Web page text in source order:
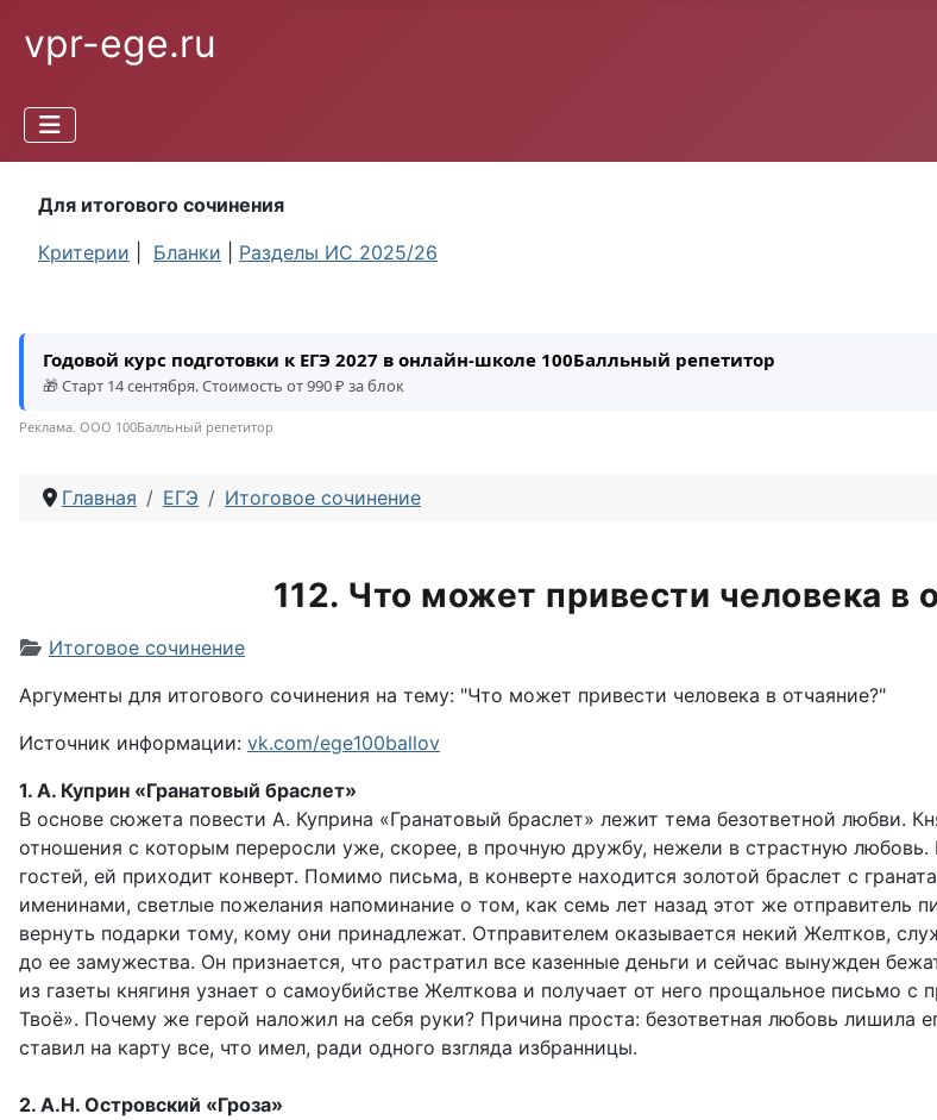
vpr-ege.ru
Для итогового сочинения
Критерии
Бланки Разделы ИС 2025/26
Годовой курс подготовки к ЕГЭ 2027 в онлайн-школе 100Балльный репетитор
🎁 Старт 14 сентября. Стоимость от 990 ₽ за блок
Реклама. ООО 100Балльный репетитор
Главная ЕГЭ Итоговое сочинение
112. Что может привести человека в
Информация о материале
Итоговое сочинение
Аргументы для итогового сочинения на тему: "Что может привести человека в отчаяние?"
Источник информации: vk.com/ege100ballov
1. А. Куприн «Гранатовый браслет»
В основе сюжета повести А. Куприна «Гранатовый браслет» лежит тема безответной любви.
отношения с которым переросли уже, скорее, в прочную дружбу, нежели в страстную
гостей, ей приходит конверт. Помимо письма, в конверте находится золотой браслет с
именинами, светлые пожелания напоминание о том, как семь лет назад этот же
вернуть подарки тому, кому они принадлежат. Отправителем оказывается некий Желтков,
до ее замужества. Он признается, что растратил все казенные деньги и сейчас вынужден
из газеты княгиня узнает о самоубийстве Желткова и получает от него прощальное письмо
Твоё». Почему же герой наложил на себя руки? Причина проста: безответная любовь лишила
ставил на карту все, что имел, ради одного взгляда избранницы.
2. А.Н. Островский «Гроза»